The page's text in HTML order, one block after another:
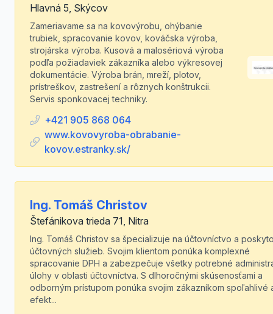
Hlavná 5, Skýcov
Zameriavame sa na kovovýrobu, ohýbanie
trubiek, spracovanie kovov, kováčska výroba,
strojárska výroba. Kusová a malosériová výroba
podľa požiadaviek zákazníka alebo výkresovej
dokumentácie. Výroba brán, mreží, plotov,
prístreškov, zastrešení a rôznych konštrukcii.
Servis sponkovacej techniky.
+421 905 868 064
www.kovovyroba-obrabanie-
kovov.estranky.sk/
Ing. Tomáš Christov
Štefánikova trieda 71, Nitra
Ing. Tomáš Christov sa špecializuje na účtovníctvo a
účtovných služieb. Svojim klientom ponúka komplexné
spracovanie DPH a zabezpečuje všetky potrebné
úlohy v oblasti účtovníctva. S dlhoročnými skúsenosťami a
odborným prístupom ponúka svojim zákazníkom spoľahlivé
efekt...